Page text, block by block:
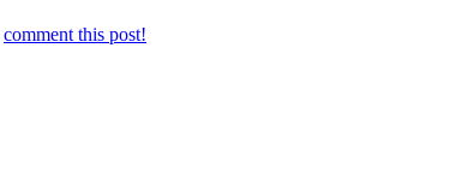
comment this post!